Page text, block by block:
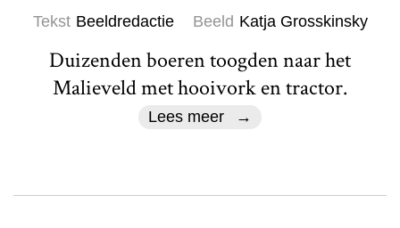
Tekst Beeldredactie Beeld Katja Grosskinsky
Duizenden boeren toogden naar het
Malieveld met hooivork en tractor.
Lees meer